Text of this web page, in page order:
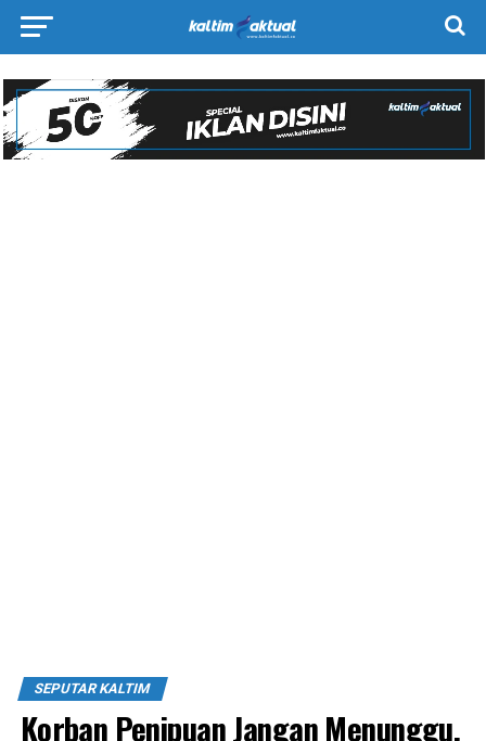
SEPUTAR KALTIM
Korban Penipuan Jangan Menunggu,